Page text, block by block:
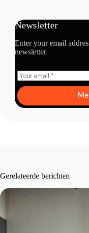
Newsletter
Enter your email
newsletter
Gerelateerde berichten